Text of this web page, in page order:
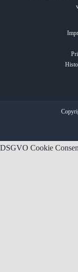
DSGVO Cookie